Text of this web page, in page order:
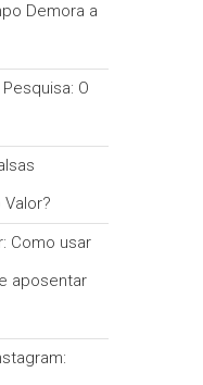
Demora a
O
Como usar
aposentar